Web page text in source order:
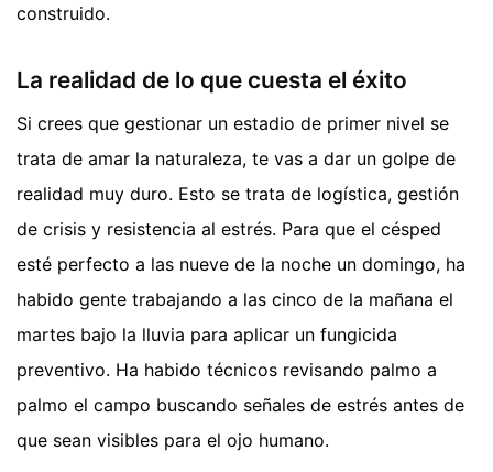
construido.
La realidad de lo que cuesta el éxito
Si crees que gestionar un estadio de primer nivel se
trata de amar la naturaleza, te vas a dar un golpe de
realidad muy duro. Esto se trata de logística, gestión
de crisis y resistencia al estrés. Para que el césped
esté perfecto a las nueve de la noche un domingo, ha
habido gente trabajando a las cinco de la mañana el
martes bajo la lluvia para aplicar un fungicida
preventivo. Ha habido técnicos revisando palmo a
palmo el campo buscando señales de estrés antes de
que sean visibles para el ojo humano.